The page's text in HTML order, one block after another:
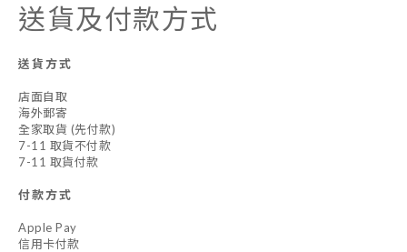
送貨及付款方式
送貨方式
店面自取
海外郵寄
全家取貨 (先付款)
7-11 取貨不付款
7-11 取貨付款
付款方式
Apple Pay
信用卡付款